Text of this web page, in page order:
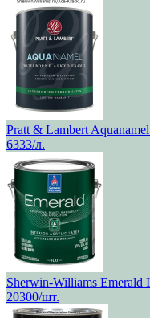
Pratt & Lambert
6333/л.
Sherwin-Williams
20300/шт.